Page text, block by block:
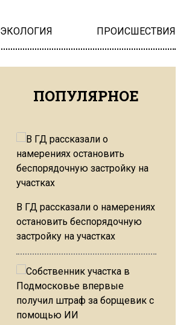
ЭКОЛОГИЯ ПРОИСШЕСТВИЯ
ПОПУЛЯРНОЕ
В ГД рассказали о намерениях
остановить беспорядочную
застройку на участках